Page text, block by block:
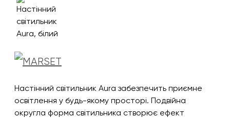
Настінний світильник Aura забезпечить приємне
освітлення у будь-якому просторі. Подвійна
округла форма світильника створює ефект